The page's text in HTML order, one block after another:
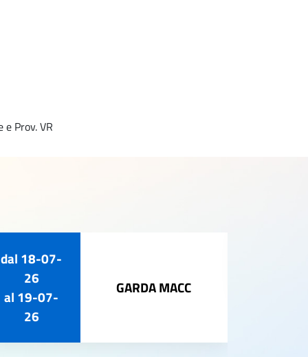
Prov. VR
dal 18-07-
26
al 19-07-
26
GARDA MACC